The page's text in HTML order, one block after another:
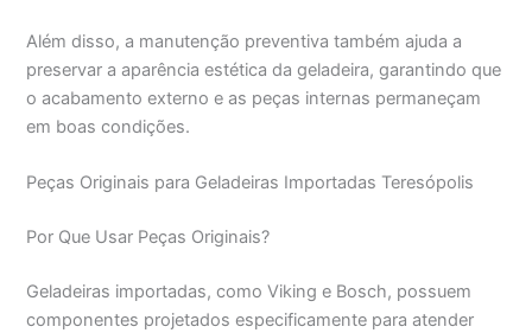
Além disso, a manutenção preventiva também ajuda a
preservar a aparência estética da geladeira, garantindo que
o acabamento externo e as peças internas permaneçam
em boas condições.
Peças Originais para Geladeiras Importadas Teresópolis
Por Que Usar Peças Originais?
Geladeiras importadas, como Viking e Bosch, possuem
componentes projetados especificamente para atender